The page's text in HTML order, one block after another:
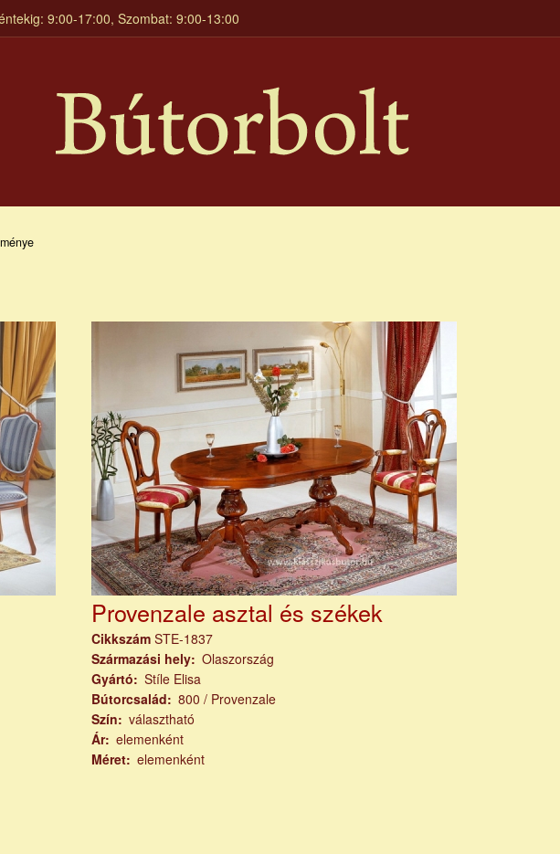
9:00-17:00, Szombat: 9:00-13:00
Provenzale asztal és székek
Cikkszám STE-1837
Származási hely
Olaszország
Gyártó
Stíle Elisa
Bútorcsalád
800 / Provenzale
Szín
választható
Ár elemenként
Méret
elemenként